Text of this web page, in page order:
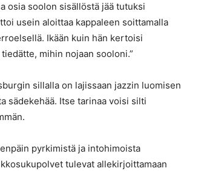
osia soolon sisällöstä jää tutuksi
usein aloittaa kappaleen soittamalla
Ikään kuin hän kertoisi
mihin nojaan sooloni.”
sillalla on lajissaan jazzin luomisen
sädekehää. Itse tarinaa voisi silti
pyrkimistä ja intohimoista
tulevat allekirjoittamaan